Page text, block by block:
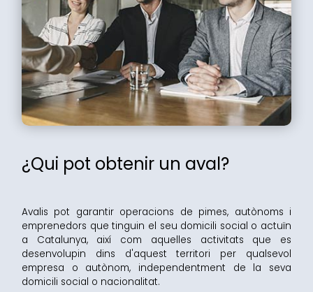
¿Qui pot obtenir un aval?
Avalis pot garantir operacions de pimes, autònoms i
emprenedors que tinguin el seu domicili social o actuïn
a Catalunya, així com aquelles activitats que es
desenvolupin dins d'aquest territori per qualsevol
empresa o autònom, independentment de la seva
domicili social o nacionalitat.